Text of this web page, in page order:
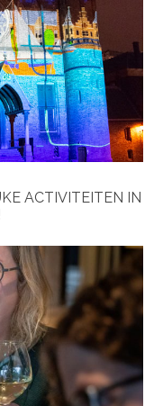
ACTIVITEITEN IN